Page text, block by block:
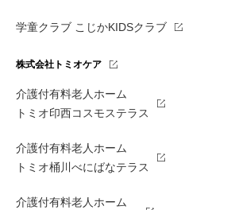
学童クラブ こじかKIDSクラブ
株式会社トミオケア
介護付有料老人ホーム
トミオ印西コスモステラス
介護付有料老人ホーム
トミオ桶川べにばなテラス
介護付有料老人ホーム